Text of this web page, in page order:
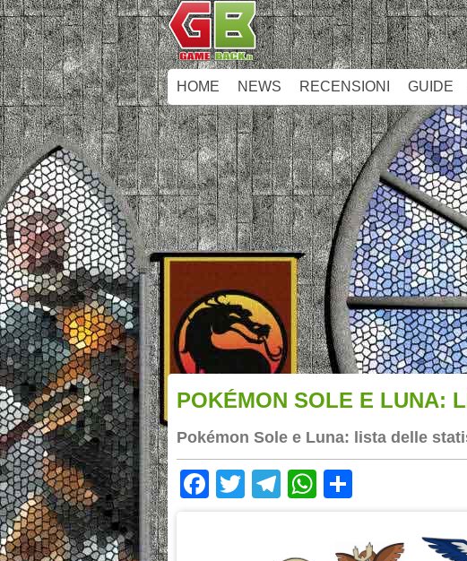
HOME NEWS RECENSIONI GUIDE
POKÉMON SOLE E LUNA:
Pokémon Sole e Luna: lista delle
Facebook
TwitterTelegram
WhatsApp